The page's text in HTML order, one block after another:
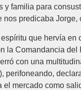
familia para
predicaba
que hervía
la Comandancia
con una
perifoneando,
mercado como